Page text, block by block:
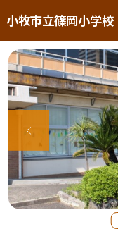
小牧市立篠岡小学校